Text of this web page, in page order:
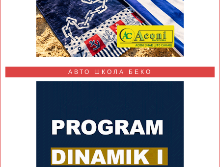
АВТО ШКОЛА БЕКО